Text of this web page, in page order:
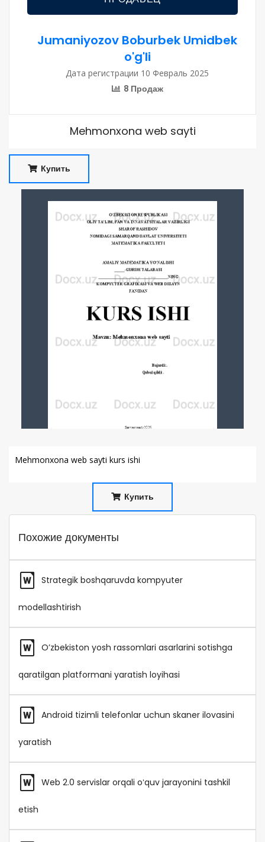
Jumaniyozov Boburbek Umidbek
o'g'li
Дата регистрации 10 Февраль 2025
8 Продаж
Mehmonxona web sayti
Купить
Mehmonxona web sayti kurs ishi
Купить
Похожие документы
Strategik boshqaruvda kompyuter
modellashtirish
O’zbekiston yosh rassomlari asarlarini sotishga
qaratilgan platformani yaratish loyihasi
Android tizimli telefonlar uchun skaner ilovasini
yaratish
Web 2.0 servislar orqali oʻquv jarayonini tashkil
etish